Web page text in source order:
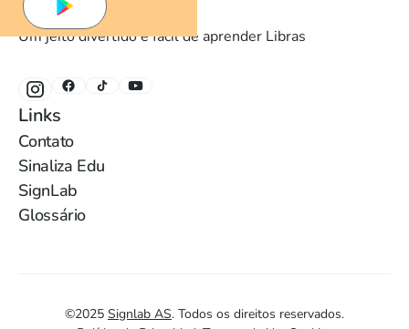
Um jeito divertido e fácil de aprender Libras
Links
Contato
Sinaliza Edu
SignLab
Glossário
©2025 Signlab AS. Todos os direitos reservados.